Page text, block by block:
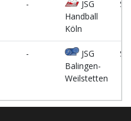
-
JSG
Handball
Köln
-
JSG
Balingen-
Weilstetten